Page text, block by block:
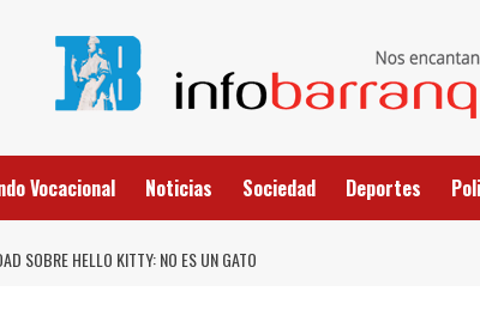
Vocacional Noticias Sociedad Deportes
SOBRE HELLO KITTY: NO ES UN GATO